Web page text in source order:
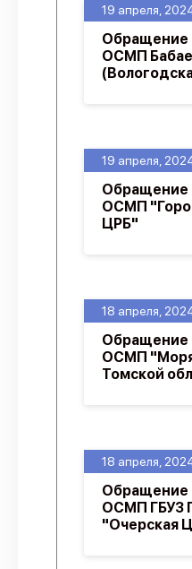
18 апреля,
Обращение
ОСМП ГБУЗ
"Очерская
18 апреля,
Обращение
ОСМП
Томской
19 апреля,
Обращение
ОСМП
ЦРБ"
19 апреля,
Обращение
ОСМП